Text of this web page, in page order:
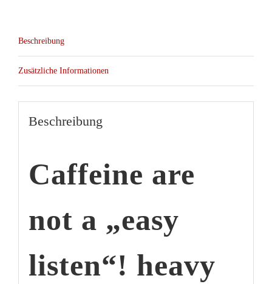
Beschreibung
Zusätzliche Informationen
Beschreibung
Caffeine are
not a „easy
listen“! heavy